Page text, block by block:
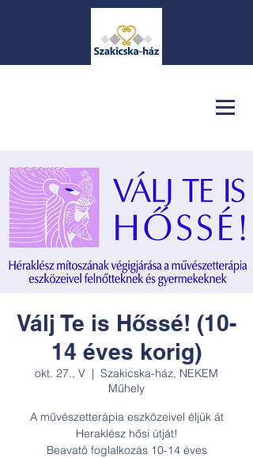
Válj Te is Hőssé! (10-
14 éves korig)
okt. 27., V
  |
Szakicska-ház, NEKEM
Műhely
A művészetterápia eszközeivel éljük át
Heraklész hősi útját!
Beavató foglalkozás 10-14 éves